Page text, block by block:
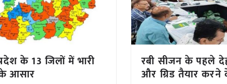
के 13 जिलों में भारी
के आसार
रबी सीजन के पहले
और ग्रिड तैयार करने